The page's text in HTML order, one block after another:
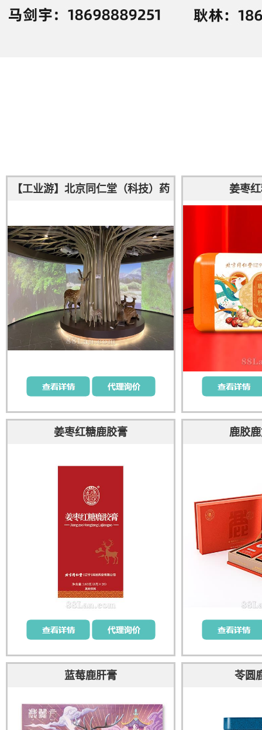
【工业游】北京同仁堂（科技）药
基地游
姜枣
姜枣红糖鹿胶膏 鹿胶
蓝莓鹿肝膏 苓圆